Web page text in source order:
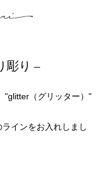
彫り –
（グリッター）"
インをお入れしまし